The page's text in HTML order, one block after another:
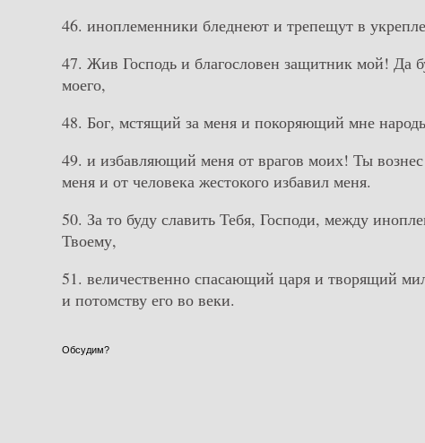
46. иноплеменники бледнеют и трепещут в
47. Жив Господь и благословен защитник мой! Да
моего,
48. Бог, мстящий за меня и покоряющий мне
49. и избавляющий меня от врагов моих! Ты
меня и от человека жестокого избавил меня.
50. За то буду славить Тебя, Господи, между
Твоему,
51. величественно спасающий царя и творящий
и потомству его во веки.
Обсудим?